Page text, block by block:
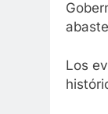
Los